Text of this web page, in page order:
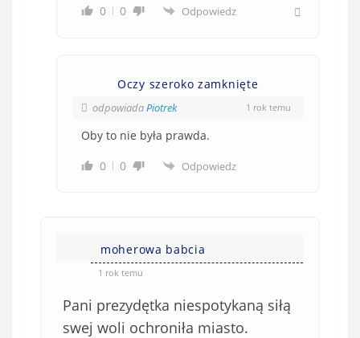
0 0 Odpowiedz
Oczy szeroko zamknięte
odpowiadaPiotrek 1 rok temu
Oby to nie była prawda.
0
0 Odpowiedz
moherowa babcia
1 rok temu
Pani prezydętka niespotykaną siłą
swej woli ochroniła miasto.